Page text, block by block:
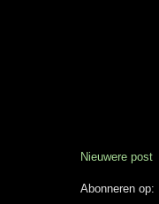
Nieuwere post
Abonneren op: